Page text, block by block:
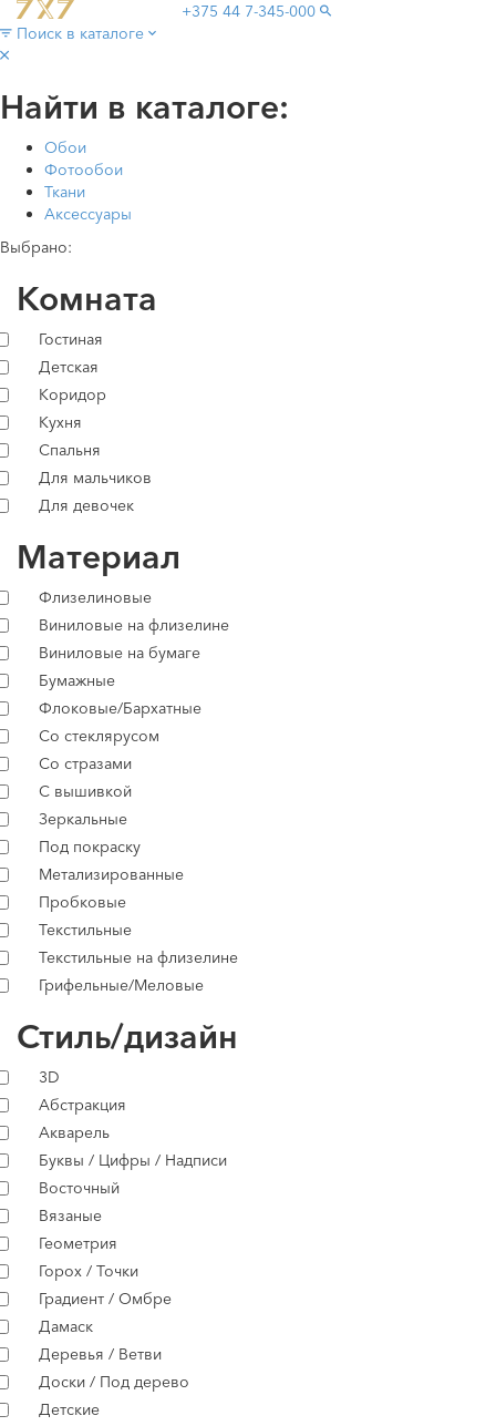
+375 44 7-345-000
Поиск в каталоге
Найти в каталоге:
Обои
Фотообои
Ткани
Аксессуары
Выбрано:
Комната
Гостиная
Детская
Коридор
Кухня
Спальня
Для мальчиков
Для девочек
Материал
Флизелиновые
Виниловые на флизелине
Виниловые на бумаге
Бумажные
Флоковые/Бархатные
Со стеклярусом
Со стразами
С вышивкой
Зеркальные
Под покраску
Метализированные
Пробковые
Текстильные
Текстильные на флизелине
Грифельные/Меловые
Стиль/дизайн
3D
Абстракция
Акварель
Буквы / Цифры / Надписи
Восточный
Вязаные
Геометрия
Горох / Точки
Градиент / Омбре
Дамаск
Деревья / Ветви
Доски / Под дерево
Детские